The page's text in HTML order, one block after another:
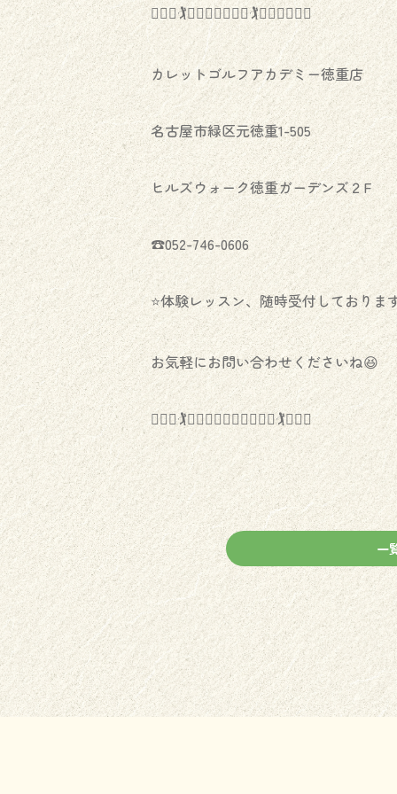
🏌️‍♀️⛳️🏌️⛳️🏌️‍♂️⛳️🏌️‍♀️⛳️🏌️⛳️🏌️‍♂️⛳️🏌️‍♀️
カレットゴルフアカデミー徳重店
名古屋市緑区元徳重1-505
ヒルズウォーク徳重ガーデンズ２F
☎️052-746-0606
⭐️体験レッスン、随時受付しておりま
お気軽にお問い合わせくださいね😆
🏌️‍♀️⛳️🏌️⛳️🏌️‍♂️⛳️🏌️‍♀️⛳️🏌️‍♀️⛳️🏌️⛳️🏌️‍♂️
一